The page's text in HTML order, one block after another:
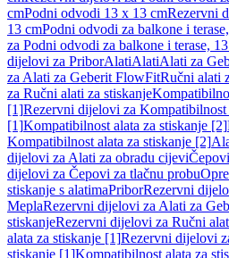
cmPodni odvodi 13 x 13 cmRezervni
13 cmPodni odvodi za balkone i
za Podni odvodi za balkone i terase,
dijelovi za PriborAlatiAlatiAlati za
za Alati za Geberit FlowFitRučni alati
za Ručni alati za stiskanje
[1]Rezervni dijelovi za Kompatibilnost
[1]Kompatibilnost alata za stiskanje [2]
Kompatibilnost alata za stiskanje [2]
dijelovi za Alati za obradu cijevi
dijelovi za Čepovi za tlačnu probu
stiskanje s alatimaPriborRezervni
MeplaRezervni dijelovi za Alati za
stiskanjeRezervni dijelovi za Ručni
alata za stiskanje [1]Rezervni dijelovi
stiskanje [1]Kompatibilnost alata za